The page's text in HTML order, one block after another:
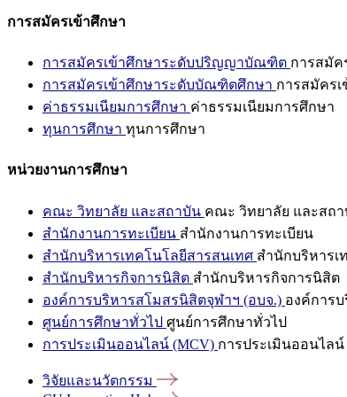
การสมัครเข้าศึกษา
การสมัครเข้าศึกษาระดับปริญญาบัณฑิต การสมั
การสมัครเข้าศึกษาระดับบัณฑิตศึกษา การสมัคร
ค่าธรรมเนียมการศึกษา ค่าธรรมเนียมการศึกษา
ทุนการศึกษา ทุนการศึกษา
หน่วยงานการศึกษา
คณะ วิทยาลัย และสถาบัน คณะ วิทยาลัย และสถ
สำนักงานการทะเบียน สำนักงานการทะเบียน
สำนักบริหารเทคโนโลยีสารสนเทศ สำนักบริหารเ
สำนักบริหารกิจการนิสิต สำนักบริหารกิจการนิสิต
องค์การบริหารสโมสรนิสิตจุฬาฯ (อบจ.) องค์การ
ศูนย์การศึกษาทั่วไป ศูนย์การศึกษาทั่วไป
การประเมินออนไลน์ (MCV) การประเมินออนไลน์
วิจัยและนวัตกรรม